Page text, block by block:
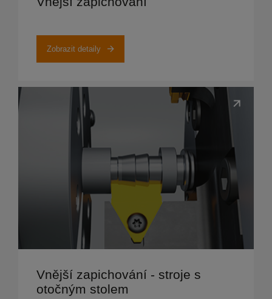
Zobrazit detaily
Vnější zapichování - stroje s
otočným stolem